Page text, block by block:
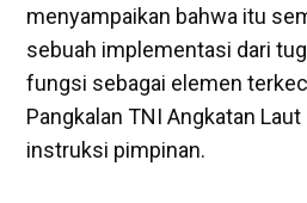
menyampaikan bahwa itu
sebuah implementasi dari
fungsi sebagai elemen
Pangkalan TNI Angkatan
instruksi pimpinan.